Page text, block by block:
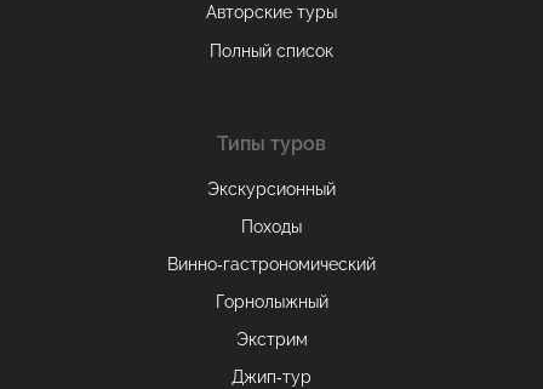
Авторские туры
Полный список
Типы туров
Экскурсионный
Походы
Винно-гастрономический
Горнолыжный
Экстрим
Джип-тур